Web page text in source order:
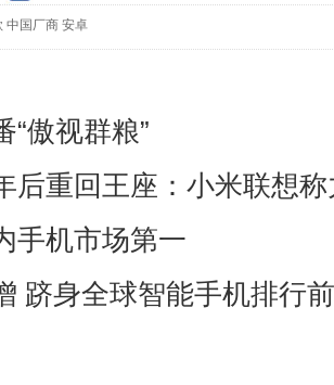
中国厂商 安卓
“傲视群粮”
后重回王座：小米联想
手机市场第一
跻身全球智能手机排行